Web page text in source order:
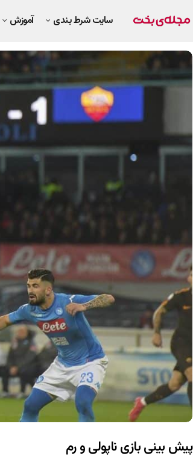
سایت شرط بندی آموزش
پیش بینی بازی ناپولی و رم